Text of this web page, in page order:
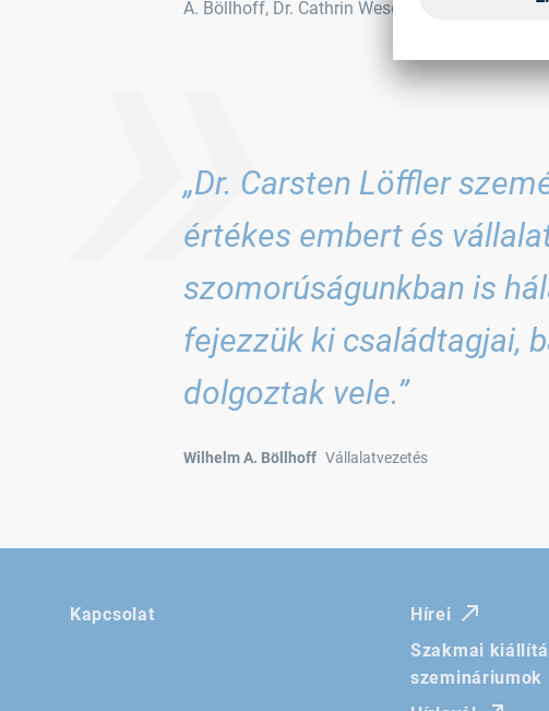
A. Böllhoff, Dr. Cathrin Wesch-Potente és Dr.
„Dr. Carsten Löffler
értékes embert és
szomorúságunkban is
fejezzük ki családtagjai,
dolgoztak vele.”
Wilhelm A. Böllhoff Vállalatvezetés
»
Kapcsolat
Hírei
Szakmai
szemináriumok